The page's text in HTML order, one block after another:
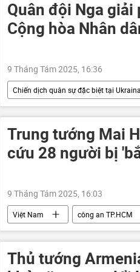
Quân đội Nga
Cộng hòa Nhân
9 Tháng Tám 2025, 16:36
Chiến dịch quân sự đặc biệt tại Ukraina
lực lượng vũ trang Nga
Bộ
Cuộc khủng hoảng ở Ukraina
DNR
Zaporozhye
Trung tướng Mai
cứu 28 người bị
9 Tháng Tám 2025, 16:03
Việt Nam công an TP.HCM
Campuchia
Thế giới
Thủ tướng